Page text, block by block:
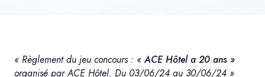
« Règlement du jeu concours : «ACE Hôtel a 20 ans »
organisé par ACE Hôtel. Du 03/06/24 au 30/06/24 »